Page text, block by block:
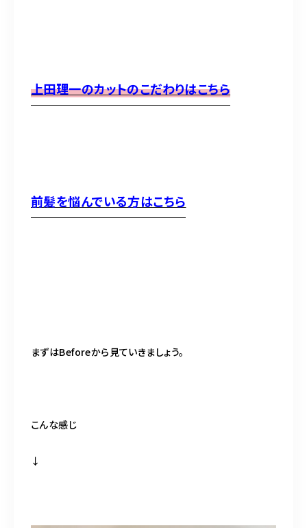
上田理一のカットのこだわりはこちら
前髪を悩んでいる方はこちら
まずはBeforeから見ていきましょう。
こんな感じ
↓